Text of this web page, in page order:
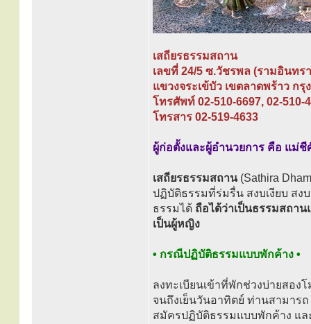
เสถียรธรรมสถาน
เลขที่ 24/5 ซ.วัชรพล (รามอินทร
แขวงจระเข้บัว เขตลาดพร้าว กรุ
โทรศัพท์ 02-510-6697, 02-510-
โทรสาร 02-519-4633
ผู้ก่อตั้งและผู้อำนวยการ คือ แม่ชี
เสถียรธรรมสถาน(Sathira
ปฏิบัติธรรมที่ร่มรื่น สงบเงียบ สง
ธรรมได้ ถือได้ว่าเป็นธรรมสถา
เป็นผู้หญิง
• กรณีปฏิบัติธรรมแบบพักค้าง •
ลงทะเบียนเข้าที่พักช่วงบ่ายสอง
จนถึงเย็นวันอาทิตย์ ท่านสามาร
สมัครปฏิบัติธรรมแบบพักค้าง แล